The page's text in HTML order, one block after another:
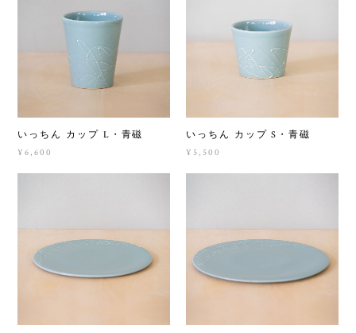
いっちん カップ L・青磁
¥6,600
いっちん カップ S・青磁
¥5,500